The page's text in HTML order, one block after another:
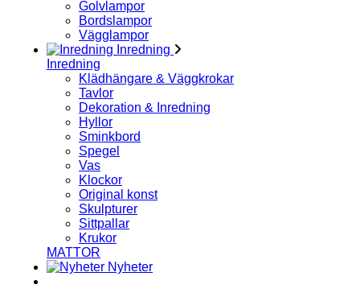
Golvlampor
Bordslampor
Vägglampor
Inredning
Inredning
Klädhängare & Väggkrokar
Tavlor
Dekoration & Inredning
Hyllor
Sminkbord
Spegel
Vas
Klockor
Original konst
Skulpturer
Sittpallar
Krukor
MATTOR
Nyheter